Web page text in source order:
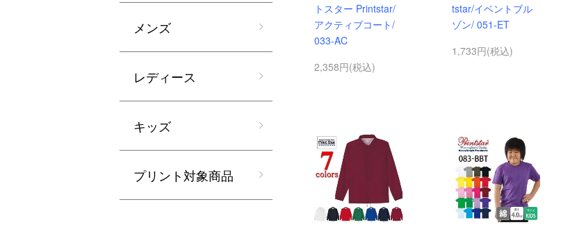
トスター Printstar/
アクティブコート/
033-AC
2,358円(税込)
tstar/イベントブル
ゾン/ 051-ET
1,733円(税込)
メンズ
レディース
キッズ
プリント対象商品